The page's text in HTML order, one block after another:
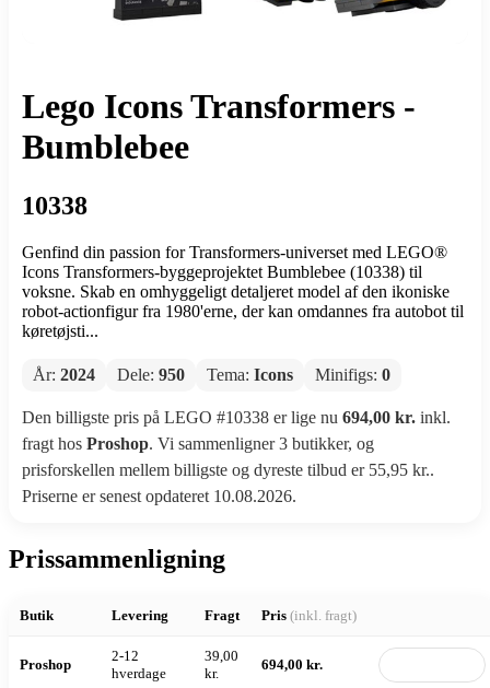
Lego Icons Transformers -
Bumblebee
10338
Genfind din passion for Transformers-universet med LEGO®
Icons Transformers-byggeprojektet Bumblebee (10338) til
voksne. Skab en omhyggeligt detaljeret model af den ikoniske
robot-actionfigur fra 1980'erne, der kan omdannes fra autobot til
køretøjsti...
År: 2024 Dele: 950 Tema: Icons Minifigs: 0
Den billigste pris på LEGO #10338 er lige nu 694,00 kr. inkl.
fragt hos Proshop. Vi sammenligner 3 butikker, og
prisforskellen mellem billigste og dyreste tilbud er 55,95 kr..
Priserne er senest opdateret 10.08.2026.
Prissammenligning
Butik Levering Fragt Pris (inkl. fragt)
Proshop
2-12
hverdage
39,00
kr.
694,00 kr.